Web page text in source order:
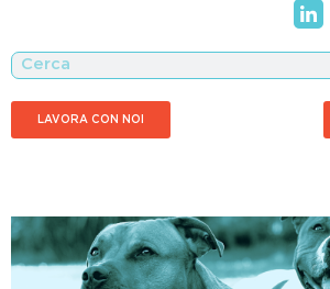
LAVORA CON NOI